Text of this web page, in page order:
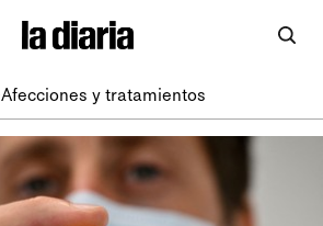
Afecciones y tratamientos